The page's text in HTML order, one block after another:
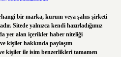
bir marka, kurum veya şahıs şirketi
Sitede yalnızca kendi hazırladığımız
yer alan içerikler haber niteliği
kişiler hakkında paylaşım
kişiler ile isim benzerlikleri tamamen